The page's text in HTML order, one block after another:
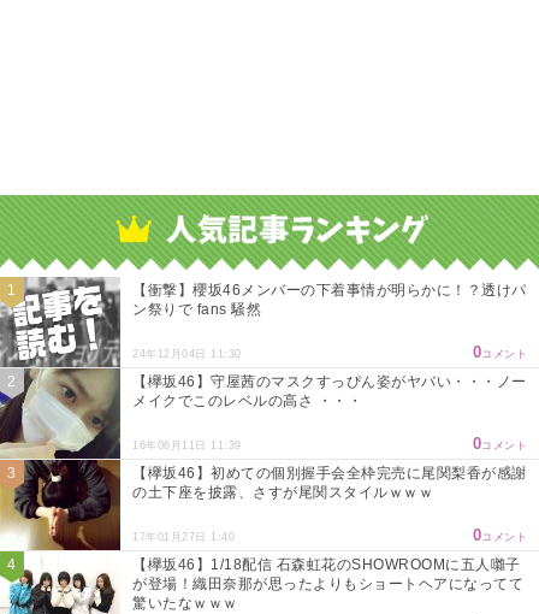
【衝撃】櫻坂46メンバーの下着事情が明らかに！？透けパ
ン祭りで fans 騒然
24年12月04日 11:30 0コメント
【欅坂46】守屋茜のマスクすっぴん姿がヤバい・・・ノー
メイクでこのレベルの高さ ・・・
16年06月11日 11:39 0コメント
【欅坂46】初めての個別握手会全枠完売に尾関梨香が感謝
の土下座を披露、さすが尾関スタイルｗｗｗ
17年01月27日 1:40 0コメント
【欅坂46】1/18配信 石森虹花のSHOWROOMに五人囃子
が登場！織田奈那が思ったよりもショートヘアになってて
驚いたなｗｗｗ